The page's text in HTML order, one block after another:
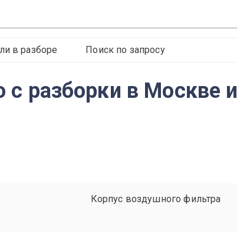
в разборе Поиск по запросу
с разборки в Москве и
Корпус воздушного фильтра